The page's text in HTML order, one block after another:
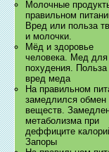
Молочные
правильном
Вред или польза
и молочки.
Мёд и здоровье
человека. Мед для
похудения. Польза
вред меда
На правильном
замедлился обмен
веществ.
метаболизма при
деффиците
Запоры